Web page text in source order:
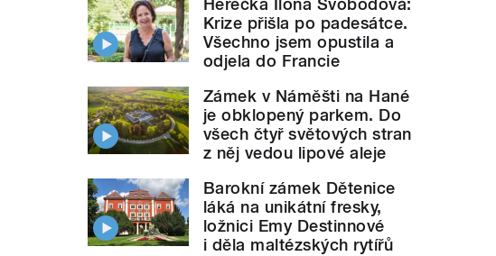
Herečka Ilona Svobodová:
Krize přišla po padesátce.
Všechno jsem opustila a
odjela do Francie
Zámek v Náměšti na Hané
je obklopený parkem. Do
všech čtyř světových stran
z něj vedou lipové aleje
Barokní zámek Dětenice
láká na unikátní fresky,
ložnici Emy Destinnové
i děla maltézských rytířů